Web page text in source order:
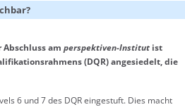
am perspektiven-Institut ist
(DQR) angesiedelt, die
6 und 7 des DQR eingestuft. Dies macht